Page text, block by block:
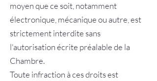
moyen que ce soit, notamment
électronique, mécanique ou autre, est
strictement interdite sans
l'autorisation écrite préalable de la
Chambre.
Toute infraction à ces droits est